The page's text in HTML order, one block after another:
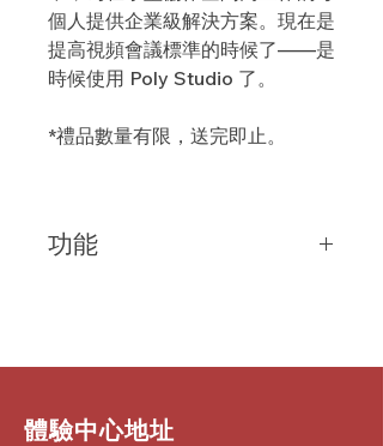
個人提供企業級解決方案。現在是
提高視頻會議標準的時候了——是
時候使用 Poly Studio 了。
*禮品數量有限，送完即止。
功能
聆聽。你或許無法想像 USB 視頻設備
2. NOISEBLOCKAI 人工智能噪音屏蔽
​體驗中心地址